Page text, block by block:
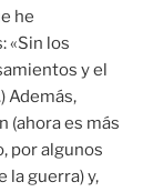
he
«Sin los
y el
Además,
(ahora es más
por algunos
la guerra) y,